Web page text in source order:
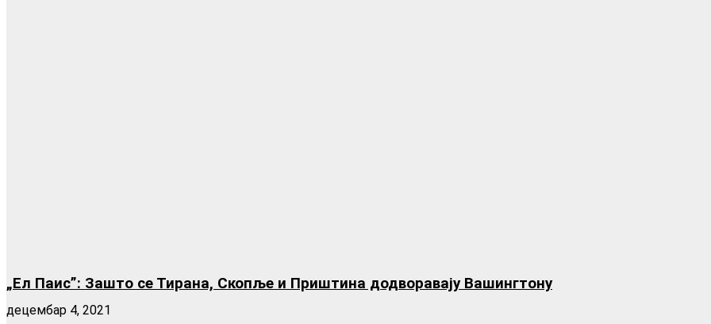
„Ел Паис”: Зашто се Тирана, Скопље и Приштина додворавају Вашингтону
децембар 4, 2021